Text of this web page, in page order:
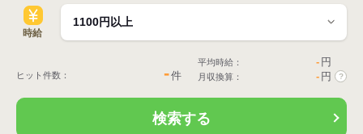
時給
ヒット件数： -件
平均時給： - 円
月収換算： - 円 ?
検索する